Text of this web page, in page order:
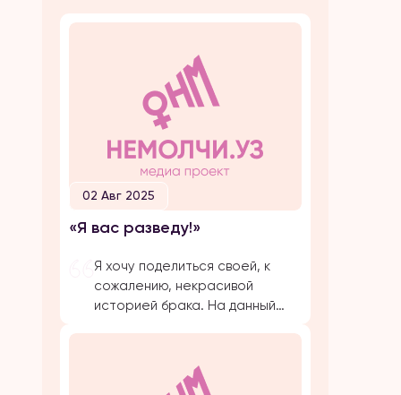
02 Авг 2025
«Я вас разведу!»
Я хочу поделиться своей, к
сожалению, некрасивой
историей брака. На данный
подвергаюсь публичной
травле, оскорблениям и